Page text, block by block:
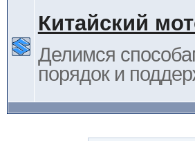
Китайский
Делимся
порядок и